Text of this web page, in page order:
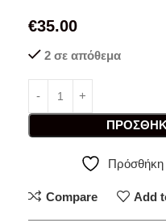
€35.00
2 σε απόθεμα
Πρόσθήκη
Compare Add